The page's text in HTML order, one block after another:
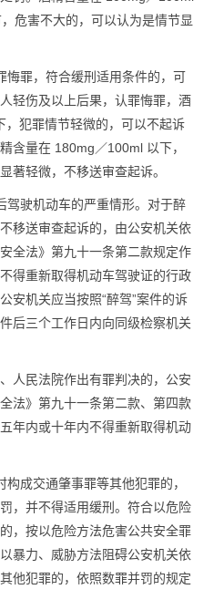
危害不大的，可以认为是情节显
悔罪，符合缓刑适用条件的，可
轻伤及以上后果，认罪悔罪，酒
犯罪情节轻微的，可以不起诉
含量在 180mg／100ml 以下，
著轻微，不移送审查起诉。
驾驶机动车的严重情形。对于醉
移送审查起诉的，由公安机关依
全法》第九十一条第二款规定作
得重新取得机动车驾驶证的行政
安机关应当按照“醉驾”案件的诉
后三个工作日内向同级检察机关
人民法院作出有罪判决的，公安
法》第九十一条第二款、第四款
年内或十年内不得重新取得机动
成交通肇事罪等其他犯罪的，
，并不得适用缓刑。符合以危险
，按以危险方法危害公共安全罪
暴力、威胁方法阻碍公安机关依
他犯罪的，依照数罪并罚的规定